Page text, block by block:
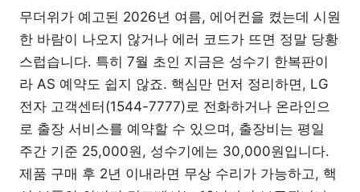
무더위가 예고된 2026년 여름, 에어컨을 켰는데 시원
한 바람이 나오지 않거나 에러 코드가 뜨면 정말 당황
스럽습니다. 특히 7월 초인 지금은 성수기 한복판이
라 AS 예약도 쉽지 않죠. 핵심만 먼저 정리하면, LG
전자 고객센터(1544-7777)로 전화하거나 온라인으
로 출장 서비스를 예약할 수 있으며, 출장비는 평일
주간 기준 25,000원, 성수기에는 30,000원입니다.
제품 구매 후 2년 이내라면 무상 수리가 가능하고, 핵